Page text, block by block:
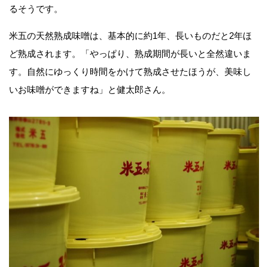
るそうです。
米五の天然熟成味噌は、基本的に約1年、長いものだと2年ほ
ど熟成されます。「やっぱり、熟成期間が長いと全然違いま
す。自然にゆっくり時間をかけて熟成させたほうが、美味し
いお味噌ができますね」と健太郎さん。